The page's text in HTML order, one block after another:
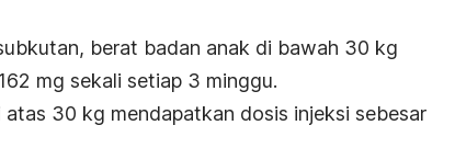
berat badan anak di bawah 30 kg
mg sekali setiap 3 minggu.
30 kg mendapatkan dosis injeksi sebesar